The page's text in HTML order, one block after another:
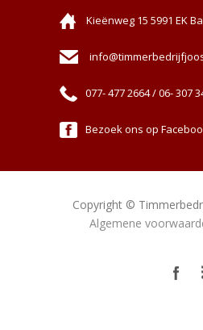
Kieënweg 15 5991 EK
077- 477 2664 / 06- 307
Bezoek ons op
Copyright ©
Algemene